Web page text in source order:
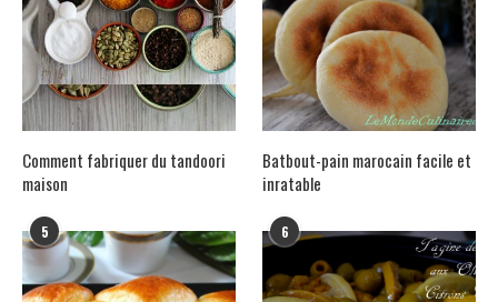
Comment fabriquer du tandoori
maison
Batbout-pain marocain facile et
inratable
5 6